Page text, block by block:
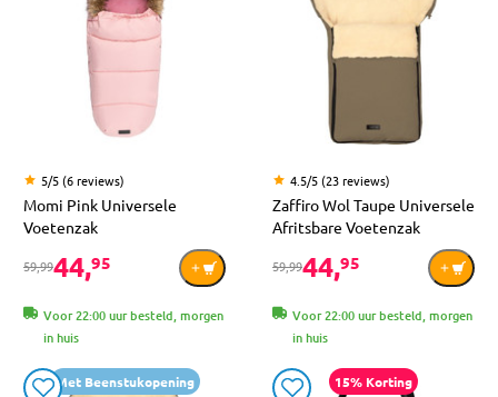
5/5 (6 reviews)
Momi Pink Universele
Voetenzak
59,9944,95
Voor 22:00 uur besteld, morgen
in huis
4.5/5 (23 reviews)
Zaffiro Wol Taupe Universele
Afritsbare Voetenzak
59,9944,95
Voor 22:00 uur besteld, morgen
in huis
Met Beenstukopening 15% Korting